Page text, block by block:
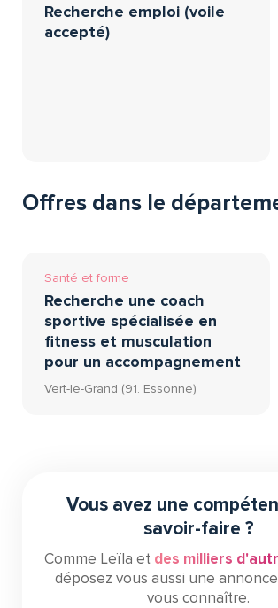
Recherche emploi (voile
accepté)
Offres dans le
Santé et forme
Recherche une coach
sportive spécialisée en
fitness et musculation
pour un accompagnement
Vert-le-Grand (91. Essonne)
Vous avez une
savoir-faire ?
Comme Leïla et des milliers
déposez vous aussi une
vous connaître.